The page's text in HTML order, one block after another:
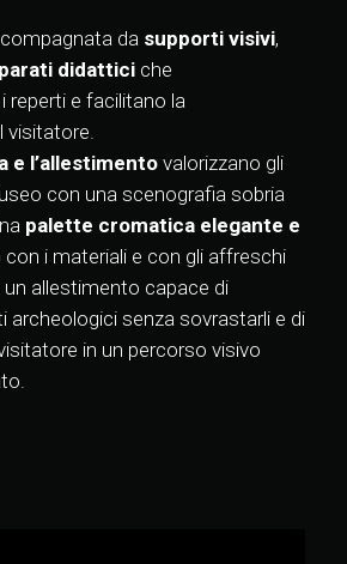
da supporti visivi,
didattici che
reperti e facilitano la
visitatore.
e l’allestimento valorizzano gli
con una scenografia sobria
palette cromatica elegante e
con i materiali e con gli affreschi
allestimento capace di
archeologici senza sovrastarli e di
in un percorso visivo